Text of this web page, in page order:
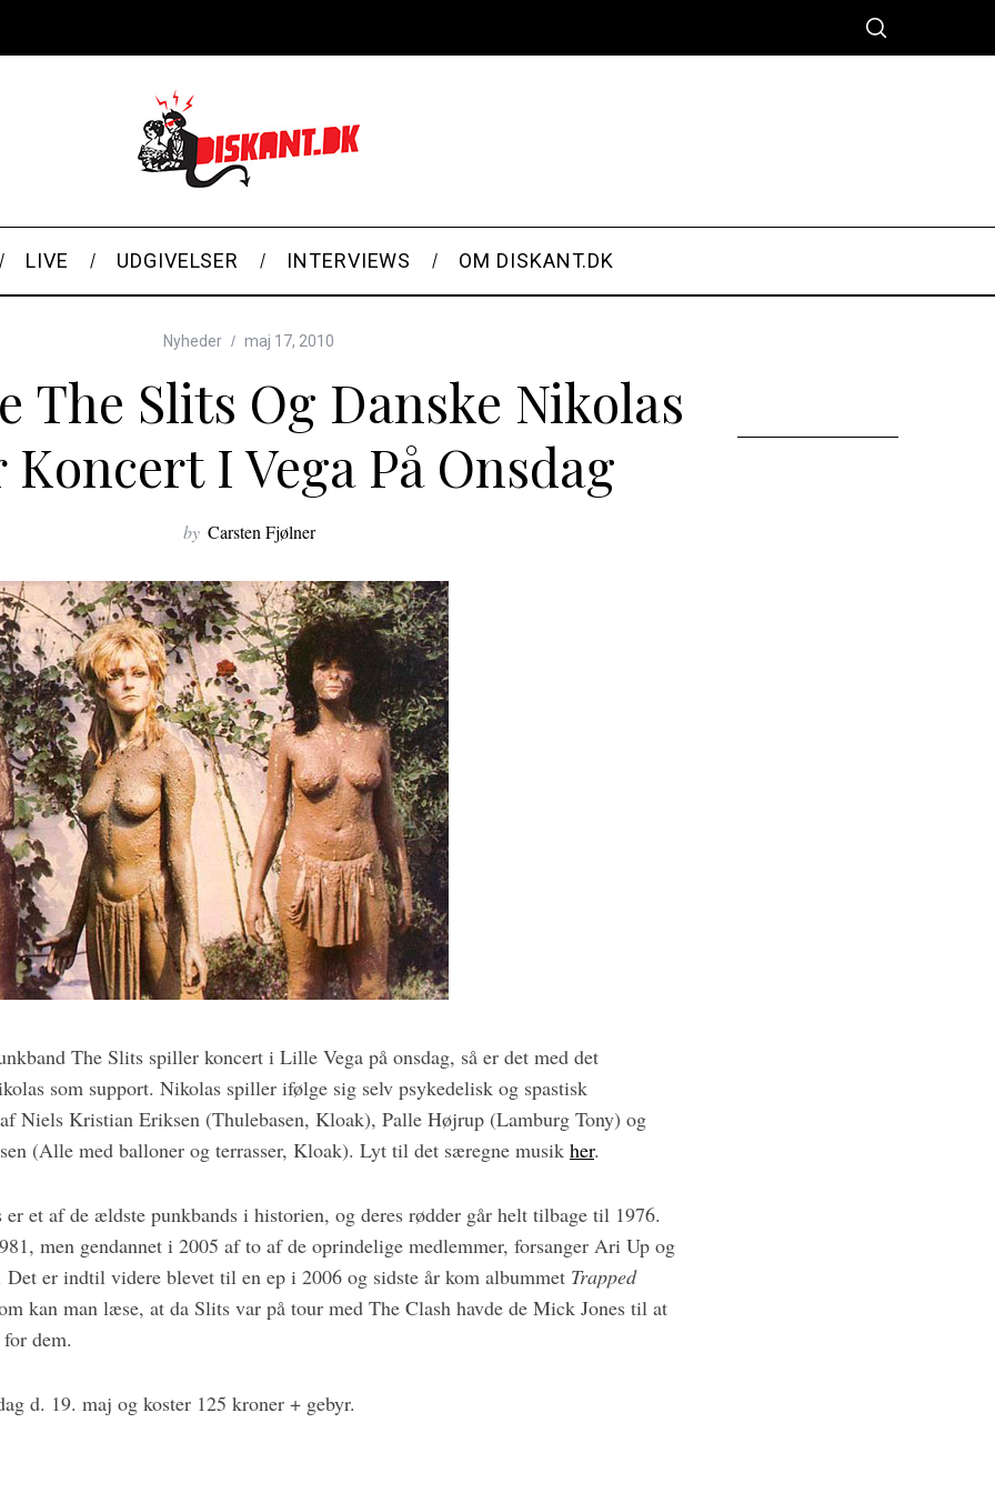
LIVE UDGIVELSER INTERVIEWS OM DISKANT.DK
Nyheder maj 17, 2010
The Slits Og Danske Nikolas
Koncert I Vega På Onsdag
by Carsten Fjølner
The Slits spiller koncert i Lille Vega på onsdag, så er det med det
som support. Nikolas spiller ifølge sig selv psykedelisk og spastisk
Niels Kristian Eriksen (Thulebasen, Kloak), Palle Højrup (Lamburg Tony) og
(Alle med balloner og terrasser, Kloak). Lyt til det særegne musik her.
er et af de ældste punkbands i historien, og deres rødder går helt tilbage til 1976.
men gendannet i 2005 af to af de oprindelige medlemmer, forsanger Ari Up og
Det er indtil videre blevet til en ep i 2006 og sidste år kom albummet Trapped
kan man læse, at da Slits var på tour med The Clash havde de Mick Jones til at
dem.
d. 19. maj og koster 125 kroner + gebyr.